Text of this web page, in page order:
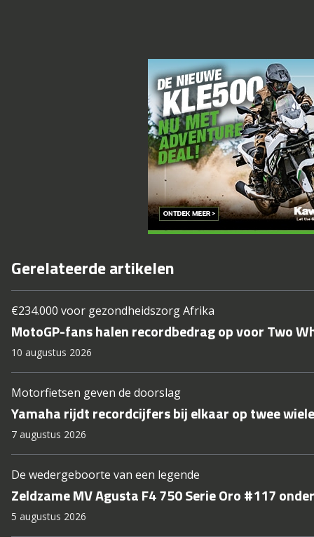
Gerelateerde artikelen
€234.000 voor gezondheidszorg Afrika
MotoGP-fans halen recordbedrag op voor Two
10 augustus 2026
Motorfietsen geven de doorslag
Yamaha rijdt recordcijfers bij elkaar op twee
7 augustus 2026
De wedergeboorte van een legende
Zeldzame MV Agusta F4 750 Serie Oro #117
5 augustus 2026